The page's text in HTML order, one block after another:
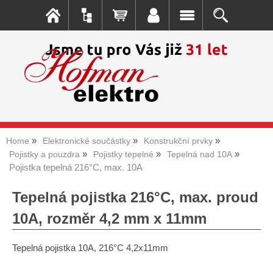
Home Elektronické součástky
Konstrukční prvky
Pojistky a pouzdra
Pojistky tepelné Tepelná nad 10A
Pojistka tepelná 216°C, max. 10A
Tepelná pojistka 216°C, max. proud
10A, rozměr 4,2 mm x 11mm
Tepelná pojistka 10A, 216°C 4,2x11mm